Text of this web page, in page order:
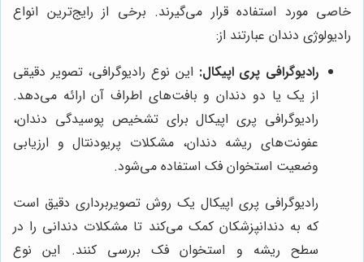
خاصی مورد استفاده قرار می‌گیرند. برخی از رایج‌ترین انواع
رادیولوژی دندان عبارتند از:
رادیوگرافی پری اپیکال: این نوع رادیوگرافی، تصویر دقیقی
از یک یا دو دندان و بافت‌های اطراف آن ارائه می‌دهد.
رادیوگرافی پری اپیکال برای تشخیص پوسیدگی دندان،
عفونت‌های ریشه دندان، مشکلات پریودنتال و ارزیابی
وضعیت استخوان فک استفاده می‌شود.
رادیوگرافی پری اپیکال یک روش تصویربرداری دقیق است
که به دندانپزشکان کمک می‌کند تا مشکلات دندانی را در
سطح ریشه و استخوان فک بررسی کنند. این نوع